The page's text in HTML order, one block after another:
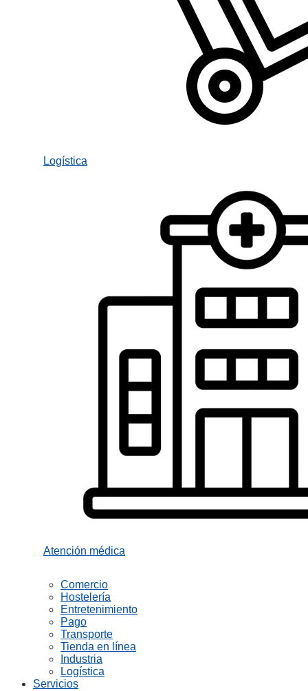
Logística
Atención médica
Comercio
Hostelería
Entretenimiento
Pago
Transporte
Tienda en línea
Industria
Logística
Servicios